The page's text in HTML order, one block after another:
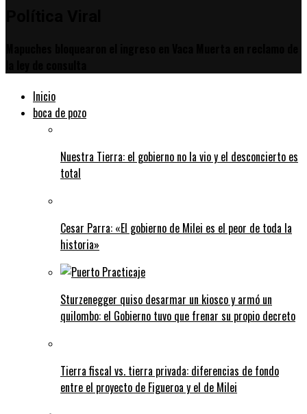
Inicio
boca de pozo
Nuestra Tierra: el gobierno no la vio y el desconcierto es
total
Cesar Parra: «El gobierno de Milei es el peor de toda la
historia»
Sturzenegger quiso desarmar un kiosco y armó un
quilombo: el Gobierno tuvo que frenar su propio decreto
Tierra fiscal vs. tierra privada: diferencias de fondo
entre el proyecto de Figueroa y el de Milei